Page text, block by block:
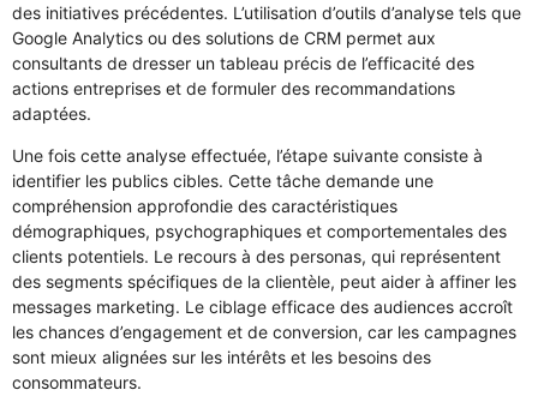
des initiatives précédentes. L’utilisation d’outils d’analyse tels que
Google Analytics ou des solutions de CRM permet aux
consultants de dresser un tableau précis de l’efficacité des
actions entreprises et de formuler des recommandations
adaptées.
Une fois cette analyse effectuée, l’étape suivante consiste à
identifier les publics cibles. Cette tâche demande une
compréhension approfondie des caractéristiques
démographiques, psychographiques et comportementales des
clients potentiels. Le recours à des personas, qui représentent
des segments spécifiques de la clientèle, peut aider à affiner les
messages marketing. Le ciblage efficace des audiences accroît
les chances d’engagement et de conversion, car les campagnes
sont mieux alignées sur les intérêts et les besoins des
consommateurs.